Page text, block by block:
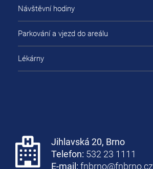
Návštěvní hodiny
Parkování a vjezd do areálu
Lékárny
Jihlavská 20, Brno
Telefon: 532 23 1111
E-mail: fnbrno@fnbrno.cz